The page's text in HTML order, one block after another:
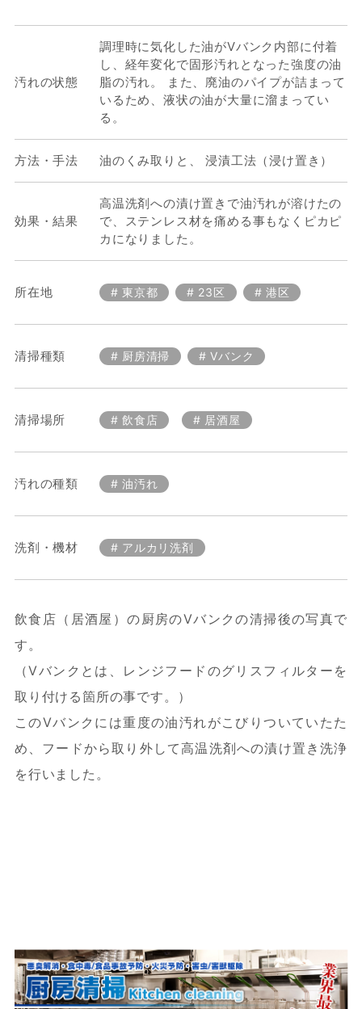
汚れの状態
調理時に気化した油がVバンク内部に付着
し、経年変化で固形汚れとなった強度の油
脂の汚れ。 また、廃油のパイプが詰まって
いるため、液状の油が大量に溜まってい
る。
方法・手法 油のくみ取りと、 浸漬工法（浸け置き）
効果・結果
高温洗剤への漬け置きで油汚れが溶けたの
で、ステンレス材を痛める事もなくピカピ
カになりました。
所在地 東京都 23区 港区
清掃種類 厨房清掃 Vバンク
清掃場所 飲食店 居酒屋
汚れの種類 油汚れ
洗剤・機材 アルカリ洗剤
飲食店（居酒屋）の厨房のVバンクの清掃後の写真で
す。
（Vバンクとは、レンジフードのグリスフィルターを
取り付ける箇所の事です。）
このVバンクには重度の油汚れがこびりついていたた
め、フードから取り外して高温洗剤への漬け置き洗浄
を行いました。